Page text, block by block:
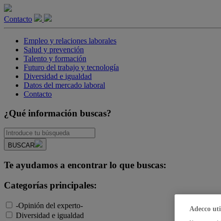
Contacto
Empleo y relaciones laborales
Salud y prevención
Talento y formación
Futuro del trabajo y tecnología
Diversidad e igualdad
Datos del mercado laboral
Contacto
¿Qué información buscas?
BUSCAR
Te ayudamos a encontrar lo que buscas:
Categorías principales:
-Opinión del experto-
Diversidad e igualdad
Adecco